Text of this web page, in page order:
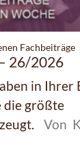
Fachbeiträge
26/2026
in Ihrer
die größte
Von